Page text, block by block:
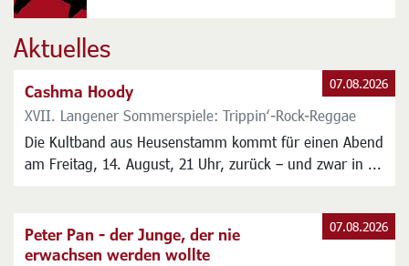
Aktuelles
Cashma Hoody
XVII. Langener Sommerspiele: Trippin‘-Rock-Reggae
Die Kultband aus Heusenstamm kommt für einen Abend
am Freitag, 14. August, 21 Uhr, zurück – und zwar in ...
07.08.2026
Peter Pan - der Junge, der nie
erwachsen werden wollte
07.08.2026